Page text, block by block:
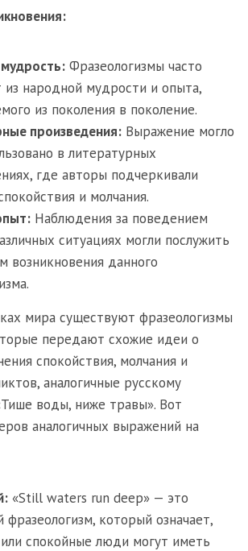
Фразеологизмы часто
из народной мудрости и опыта,
из поколения в поколение.
произведения: Выражение могло
в литературных
где авторы подчеркивали
и молчания.
Наблюдения за поведением
ситуациях могли послужить
возникновения данного
мира существуют фразеологизмы
передают схожие идеи о
спокойствия, молчания и
аналогичные русскому
воды, ниже травы». Вот
аналогичных выражений на
«Still waters run deep» — это
фразеологизм, который означает,
спокойные люди могут иметь